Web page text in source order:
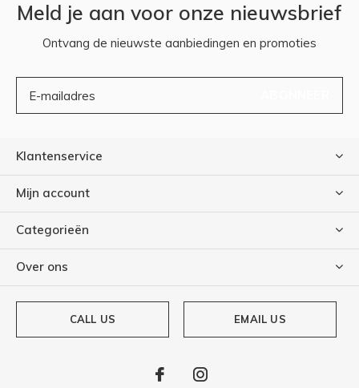
Meld je aan voor onze nieuwsbrief
Ontvang de nieuwste aanbiedingen en promoties
Klantenservice
Mijn account
Categorieën
Over ons
CALL US EMAIL US